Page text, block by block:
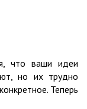
что ваши идеи
но их трудно
Теперь